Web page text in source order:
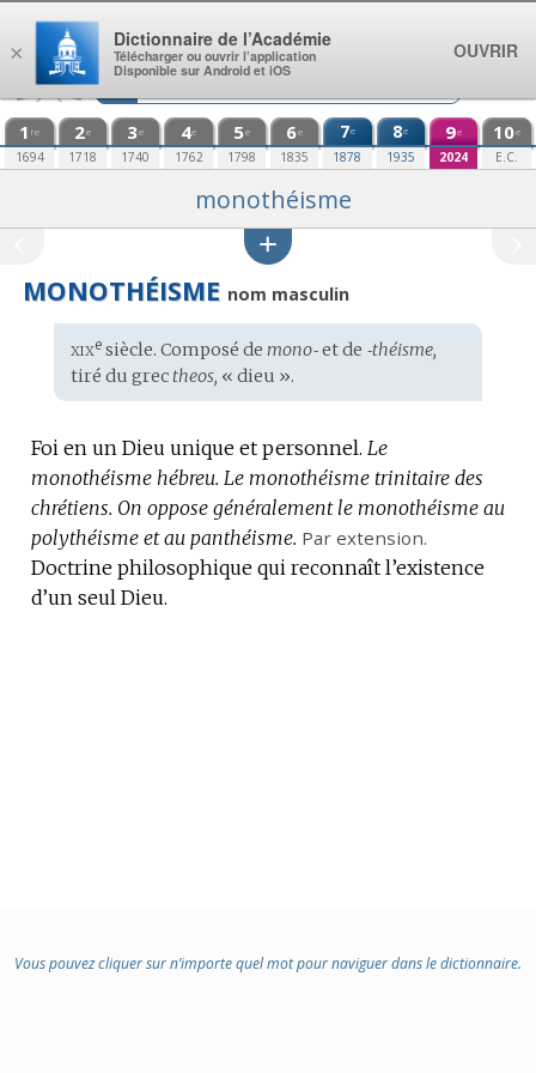
Aller au contenu
1 re
1694
2e
1718
3e
1740
4e
1762
5e
1798
6e
1835
7e
1878
8e
1935
9e
2024
10e
E.C.
monothéisme
MONOTHÉISME nom masculin
Étymologie
:
xixesiècle. Composé de mono‑et de ‑théisme,
tiré du grectheos, « dieu ».
Foi en un Dieu unique et personnel. Le
monothéisme hébreu. Le monothéisme trinitaire des
chrétiens. On oppose généralement le monothéisme au
polythéisme et au panthéisme. Par extension.
Doctrine philosophique qui reconnaît l’existence
d’un seul Dieu.
Vous pouvez cliquer sur n’importe quel mot pour naviguer dans le dictionnaire.
×
Dictionnaire de l’Académie
Télécharger ou ouvrir l’application
Disponible sur Android et iOS
OUVRIR